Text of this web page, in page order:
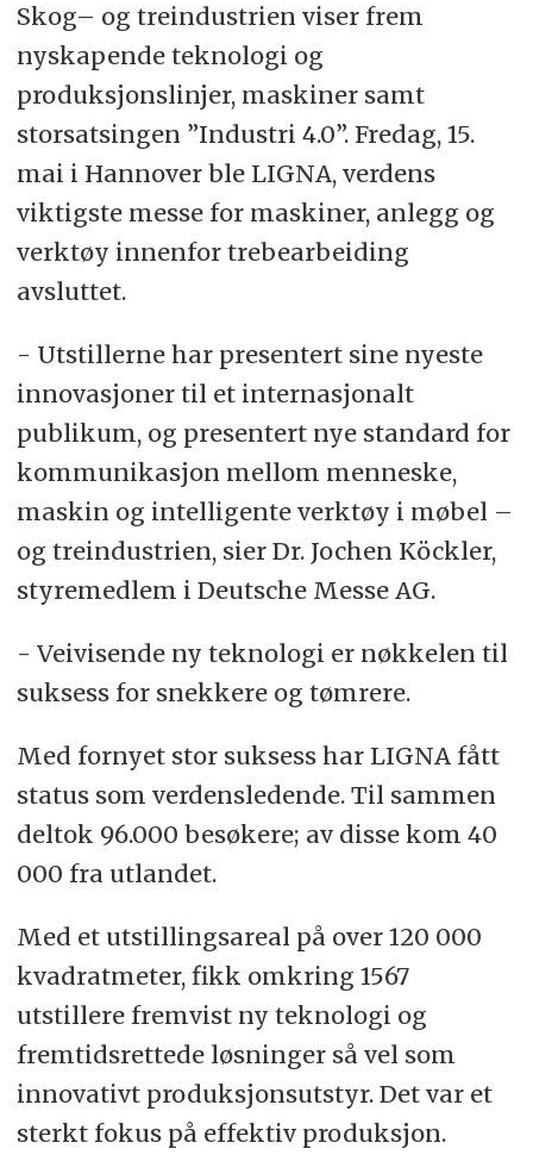
Skog– og treindustrien viser frem
nyskapende teknologi og
produksjonslinjer, maskiner samt
storsatsingen ”Industri 4.0”. Fredag, 15.
mai i Hannover ble LIGNA, verdens
viktigste messe for maskiner, anlegg og
verktøy innenfor trebearbeiding
avsluttet.
- Utstillerne har presentert sine nyeste
innovasjoner til et internasjonalt
publikum, og presentert nye standard for
kommunikasjon mellom menneske,
maskin og intelligente verktøy i møbel –
og treindustrien, sier Dr. Jochen Köckler,
styremedlem i Deutsche Messe AG.
- Veivisende ny teknologi er nøkkelen til
suksess for snekkere og tømrere.
Med fornyet stor suksess har LIGNA fått
status som verdensledende. Til sammen
deltok 96.000 besøkere; av disse kom 40
000 fra utlandet.
Med et utstillingsareal på over 120 000
kvadratmeter, fikk omkring 1567
utstillere fremvist ny teknologi og
fremtidsrettede løsninger så vel som
innovativt produksjonsutstyr. Det var et
sterkt fokus på effektiv produksjon.